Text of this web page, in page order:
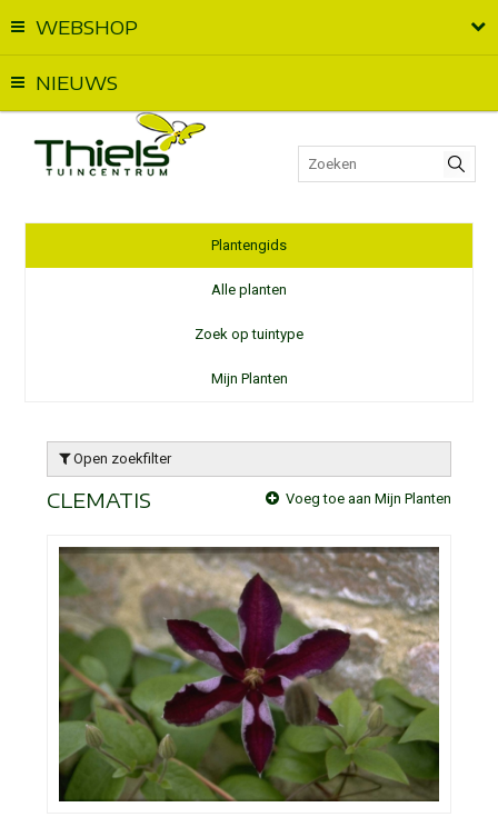
WEBSHOP
NIEUWS
Plantengids
Alle planten
Zoek op tuintype
Mijn Planten
Open zoekfilter
CLEMATIS Voeg toe aan Mijn Planten